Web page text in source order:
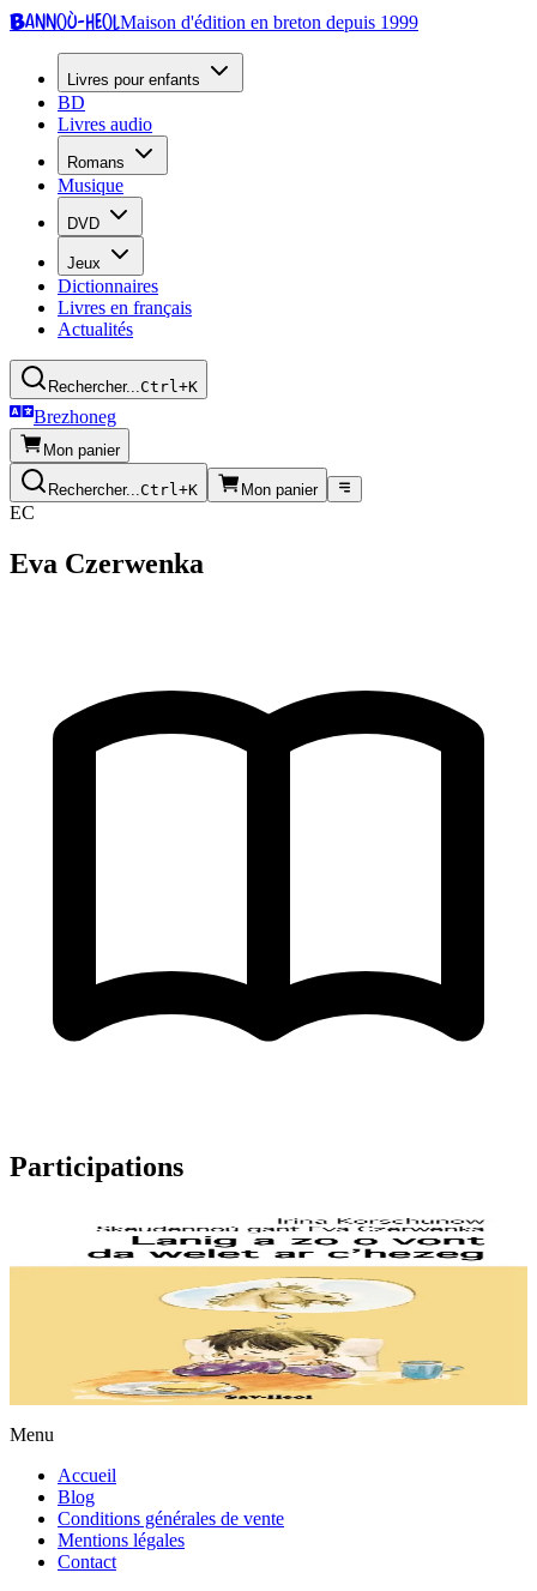
Bannoù-heolMaison d'édition en breton depuis 1999
Livres pour enfants
BD
Livres audio
Romans
Musique
DVD
Jeux
Dictionnaires
Livres en français
Actualités
Rechercher...Ctrl+K
Brezhoneg
Mon panier
Rechercher...Ctrl+K Mon panier
EC
Eva Czerwenka
Participations
Lanig a zo o vont da welet ar c'hezeg
Lanig aime rendre visite aux chevaux à la campagne. Mais
aujourd’hui sa mère ne peut l’emmener, malgré sa promesse. Il ira
donc tout seul, sans rien lui dire....
En stock7,00 €
Menu
Accueil
Blog
Conditions générales de vente
Mentions légales
Contact